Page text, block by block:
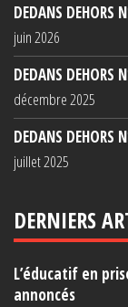
DEDANS DEHORS
juin 2026
DEDANS DEHORS
décembre 2025
DEDANS DEHORS
juillet 2025
DERNIERS
L’éducatif en
annoncés